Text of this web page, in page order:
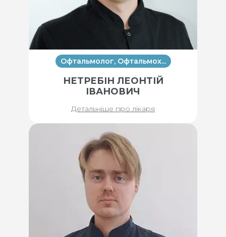
Офтальмолог, Офтальмох...
НЕТРЕБІН ЛЕОНТІЙ
ІВАНОВИЧ
Детальніше про лікаря